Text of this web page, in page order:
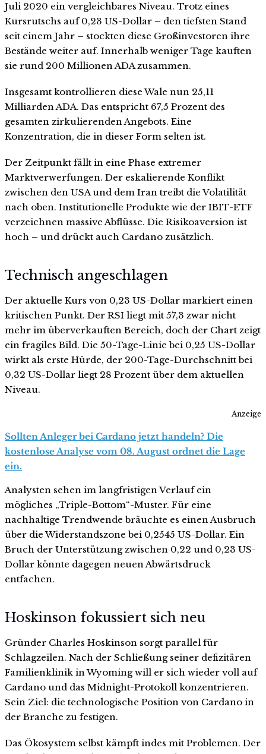
Juli 2020 ein vergleichbares Niveau. Trotz eines
Kursrutschs auf 0,23 US-Dollar – den tiefsten Stand
seit einem Jahr – stockten diese Großinvestoren ihre
Bestände weiter auf. Innerhalb weniger Tage kauften
sie rund 200 Millionen ADA zusammen.
Insgesamt kontrollieren diese Wale nun 25,11
Milliarden ADA. Das entspricht 67,5 Prozent des
gesamten zirkulierenden Angebots. Eine
Konzentration, die in dieser Form selten ist.
Der Zeitpunkt fällt in eine Phase extremer
Marktverwerfungen. Der eskalierende Konflikt
zwischen den USA und dem Iran treibt die Volatilität
nach oben. Institutionelle Produkte wie der IBIT-ETF
verzeichnen massive Abflüsse. Die Risikoaversion ist
hoch – und drückt auch Cardano zusätzlich.
Technisch angeschlagen
Der aktuelle Kurs von 0,23 US-Dollar markiert einen
kritischen Punkt. Der RSI liegt mit 57,3 zwar nicht
mehr im überverkauften Bereich, doch der Chart zeigt
ein fragiles Bild. Die 50-Tage-Linie bei 0,25 US-Dollar
wirkt als erste Hürde, der 200-Tage-Durchschnitt bei
0,32 US-Dollar liegt 28 Prozent über dem aktuellen
Niveau.
Anzeige
Sollten Anleger bei Cardano jetzt handeln? Die
kostenlose Analyse vom 08. August ordnet die Lage
ein.
Analysten sehen im langfristigen Verlauf ein
mögliches „Triple-Bottom“-Muster. Für eine
nachhaltige Trendwende bräuchte es einen Ausbruch
über die Widerstandszone bei 0,2545 US-Dollar. Ein
Bruch der Unterstützung zwischen 0,22 und 0,23 US-
Dollar könnte dagegen neuen Abwärtsdruck
entfachen.
Hoskinson fokussiert sich neu
Gründer Charles Hoskinson sorgt parallel für
Schlagzeilen. Nach der Schließung seiner defizitären
Familienklinik in Wyoming will er sich wieder voll auf
Cardano und das Midnight-Protokoll konzentrieren.
Sein Ziel: die technologische Position von Cardano in
der Branche zu festigen.
Das Ökosystem selbst kämpft indes mit Problemen. Der